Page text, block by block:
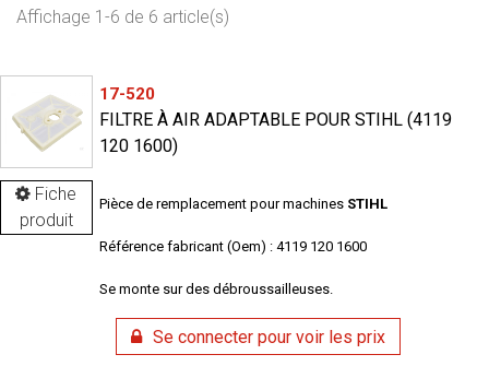
Affichage 1-6 de 6 article(s)
Fiche
produit
17-520
FILTRE À AIR ADAPTABLE POUR STIHL (4119
120 1600)
Pièce de remplacement pour machines STIHL
Référence fabricant (Oem) : 4119 120 1600
Se monte sur des débroussailleuses.
Se connecter pour voir les prix